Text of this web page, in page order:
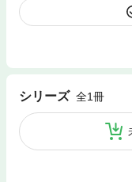
シリーズ 全1冊